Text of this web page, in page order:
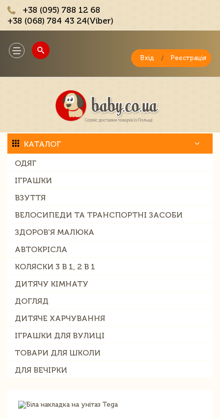
+38 (095) 788 12 68
+38 (068) 784 43 24(Viber)
Toggle
navigation
Вхід / Реєстрація
КАТАЛОГ
ОДЯГ
ІГРАШКИ
ВЗУТТЯ
ВЕЛОСИПЕДИ ТА ТРАНСПОРТНІ ЗАСОБИ
ЗДОРОВ'Я МАЛЮКА
АВТОКРІСЛА
КОЛЯСКИ 3 В 1, 2 В 1
ДИТЯЧУ КІМНАТУ
ДОГЛЯД
ДИТЯЧЕ ХАРЧУВАННЯ
ІГРАШКИ ДЛЯ ВУЛИЦІ
ТОВАРИ ДЛЯ ШКОЛИ
ДЛЯ ВЕЧІРКИ